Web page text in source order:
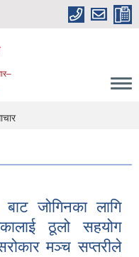
जोगिनका लागि
ठूलो सहयोग
मञ्च सप्तरीले